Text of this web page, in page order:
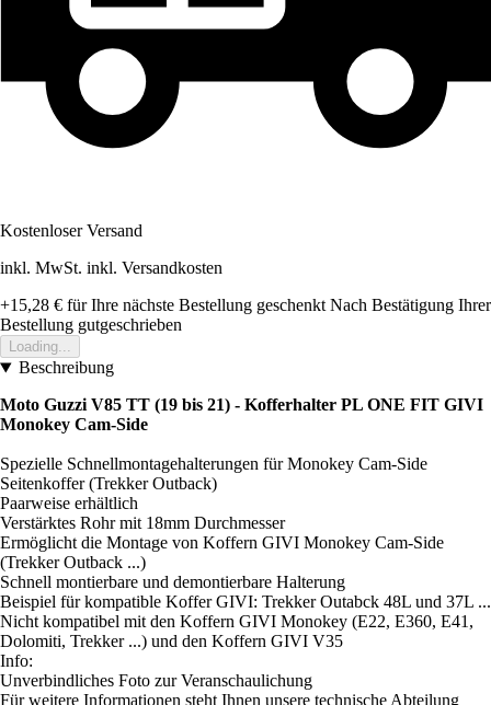
Kostenloser Versand
inkl. MwSt. inkl. Versandkosten
+15,28 € für Ihre nächste Bestellung geschenkt Nach Bestätigung Ihrer
Bestellung gutgeschrieben
Loading...
Beschreibung
Moto Guzzi V85 TT (19 bis 21) - Kofferhalter PL ONE FIT GIVI
Monokey Cam-Side
Spezielle Schnellmontagehalterungen für Monokey Cam-Side
Seitenkoffer (Trekker Outback)
Paarweise erhältlich
Verstärktes Rohr mit 18mm Durchmesser
Ermöglicht die Montage von Koffern GIVI Monokey Cam-Side
(Trekker Outback ...)
Schnell montierbare und demontierbare Halterung
Beispiel für kompatible Koffer GIVI: Trekker Outabck 48L und 37L ...
Nicht kompatibel mit den Koffern GIVI Monokey (E22, E360, E41,
Dolomiti, Trekker ...) und den Koffern GIVI V35
Info:
Unverbindliches Foto zur Veranschaulichung
Für weitere Informationen steht Ihnen unsere technische Abteilung